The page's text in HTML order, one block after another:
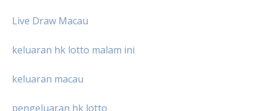
Live Draw Macau
keluaran hk lotto malam ini
keluaran macau
pengeluaran hk lotto